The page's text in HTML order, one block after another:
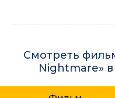
Смотреть
Nightmare»